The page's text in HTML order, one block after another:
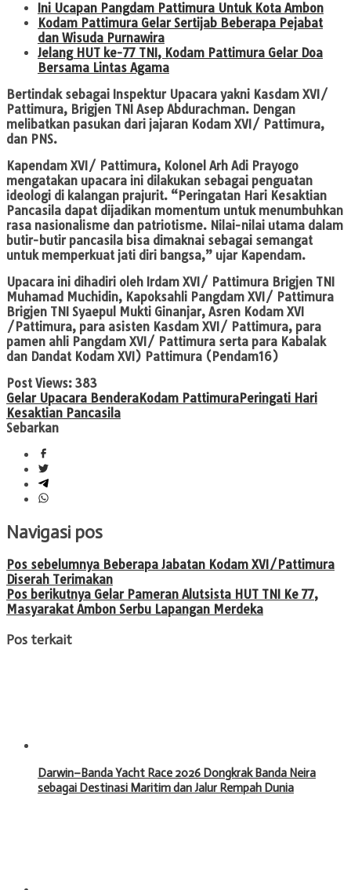
Ini Ucapan Pangdam Pattimura Untuk Kota Ambon
Kodam Pattimura Gelar Sertijab Beberapa Pejabat
dan Wisuda Purnawira
Jelang HUT ke-77 TNI, Kodam Pattimura Gelar Doa
Bersama Lintas Agama
Bertindak sebagai Inspektur Upacara yakni Kasdam XVI/
Pattimura, Brigjen TNI Asep Abdurachman. Dengan
melibatkan pasukan dari jajaran Kodam XVI/ Pattimura,
dan PNS.
Kapendam XVI/ Pattimura, Kolonel Arh Adi Prayogo
mengatakan upacara ini dilakukan sebagai penguatan
ideologi di kalangan prajurit. “Peringatan Hari Kesaktian
Pancasila dapat dijadikan momentum untuk menumbuhkan
rasa nasionalisme dan patriotisme. Nilai-nilai utama dalam
butir-butir pancasila bisa dimaknai sebagai semangat
untuk memperkuat jati diri bangsa,” ujar Kapendam.
Upacara ini dihadiri oleh Irdam XVI/ Pattimura Brigjen TNI
Muhamad Muchidin, Kapoksahli Pangdam XVI/ Pattimura
Brigjen TNI Syaepul Mukti Ginanjar, Asren Kodam XVI
/Pattimura, para asisten Kasdam XVI/ Pattimura, para
pamen ahli Pangdam XVI/ Pattimura serta para Kabalak
dan Dandat Kodam XVI) Pattimura (Pendam16)
Post Views: 383
Gelar Upacara BenderaKodam PattimuraPeringati Hari
Kesaktian Pancasila
Sebarkan
Navigasi pos
Pos sebelumnya Beberapa Jabatan Kodam XVI/Pattimura
Diserah Terimakan
Pos berikutnya Gelar Pameran Alutsista HUT TNI Ke 77,
Masyarakat Ambon Serbu Lapangan Merdeka
Pos terkait
Darwin–Banda Yacht Race 2026 Dongkrak Banda Neira
sebagai Destinasi Maritim dan Jalur Rempah Dunia